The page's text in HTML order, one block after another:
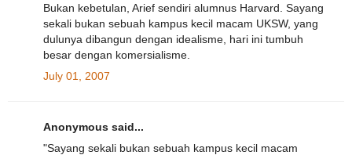
Bukan kebetulan, Arief sendiri alumnus Harvard. Sayang
sekali bukan sebuah kampus kecil macam UKSW, yang
dulunya dibangun dengan idealisme, hari ini tumbuh
besar dengan komersialisme.
July 01, 2007
Anonymous said...
"Sayang sekali bukan sebuah kampus kecil macam